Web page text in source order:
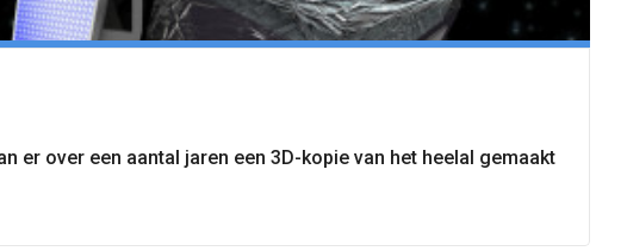
er over een aantal jaren een 3D-kopie van het heelal gemaakt